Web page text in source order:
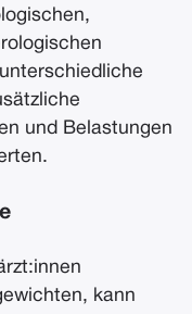
und Belastungen
kann